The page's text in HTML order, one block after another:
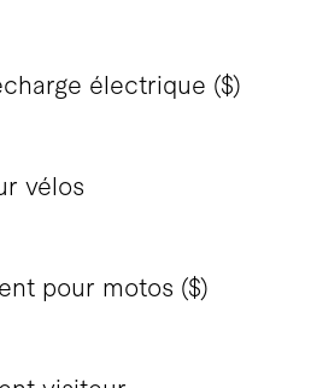
électrique ($)
vélos
pour motos ($)